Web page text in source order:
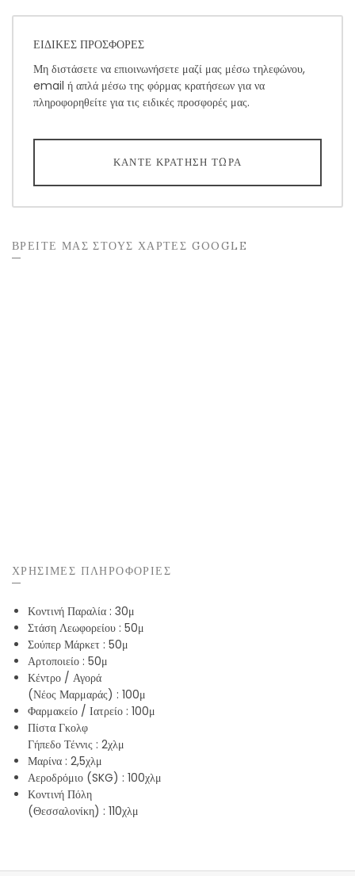
ΕΙΔΙΚΕΣ ΠΡΟΣΦΟΡΕΣ
Μη διστάσετε να επιοινωνήσετε μαζί μας μέσω τηλεφώνου,
email ή απλά μέσω της φόρμας κρατήσεων για να
πληροφορηθείτε για τις ειδικές προσφορές μας.
ΚΆΝΤΕ ΚΡΆΤΗΣΗ ΤΏΡΑ
ΒΡΕΙΤΕ ΜΑΣ ΣΤΟΥΣ ΧΑΡΤΕΣ GOOGLE
ΧΡΗΣΙΜΕΣ ΠΛΗΡΟΦΟΡΙΕΣ
Κοντινή Παραλία : 30μ
Στάση Λεωφορείου : 50μ
Σούπερ Μάρκετ : 50μ
Αρτοποιείο : 50μ
Κέντρο / Αγορά
(Νέος Μαρμαράς) : 100μ
Φαρμακείο / Ιατρείο : 100μ
Πίστα Γκολφ
Γήπεδο Τέννις : 2χλμ
Μαρίνα : 2,5χλμ
Αεροδρόμιο (SKG) : 100χλμ
Κοντινή Πόλη
(Θεσσαλονίκη) : 110χλμ